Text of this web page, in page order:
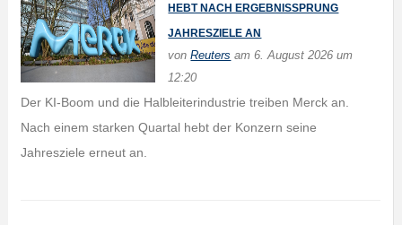
HEBT NACH ERGEBNISSPRUNG
JAHRESZIELE AN
vonReuters am 6. August 2026 um
12:20
Der KI-Boom und die Halbleiterindustrie treiben Merck an.
Nach einem starken Quartal hebt der Konzern seine
Jahresziele erneut an.